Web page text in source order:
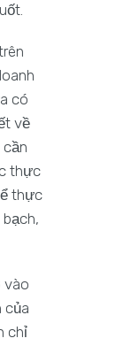
có
về
cần
thực
thực
vào
của
chỉ